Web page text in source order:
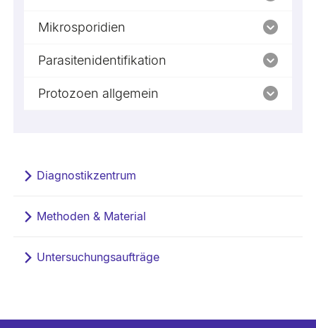
Mikrosporidien
Parasitenidentifikation
Protozoen allgemein
Diagnostikzentrum
Methoden & Material
Untersuchungsaufträge